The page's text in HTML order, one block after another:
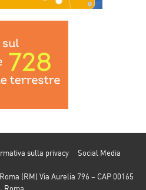
sulla privacy
Social Media
(RM) Via Aurelia 796 – CAP 00165
Roma